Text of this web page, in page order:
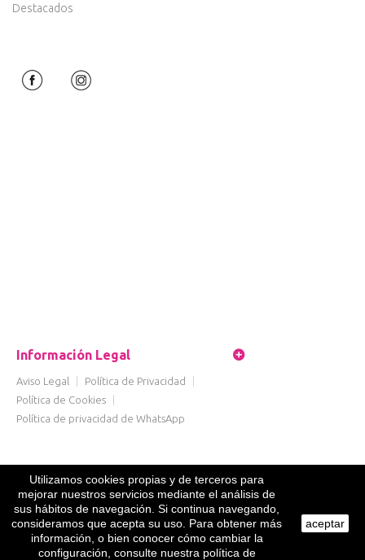
Destacados
Información Legal
Aviso Legal Política de Privacidad
Política de Cookies
Política de privacidad de WhatsApp
Utilizamos cookies propias y de terceros para
mejorar nuestros servicios mediante el análisis de
sus hábitos de navegación. Si continua navegando,
consideramos que acepta su uso. Para obtener más
información, o bien conocer cómo cambiar la
configuración, consulte nuestra política de
aceptar